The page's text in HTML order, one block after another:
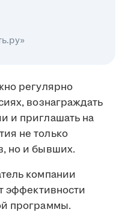
регулярно
вознаграждать
и приглашать на
не только
но и бывших.
компании
эффективности
программы.